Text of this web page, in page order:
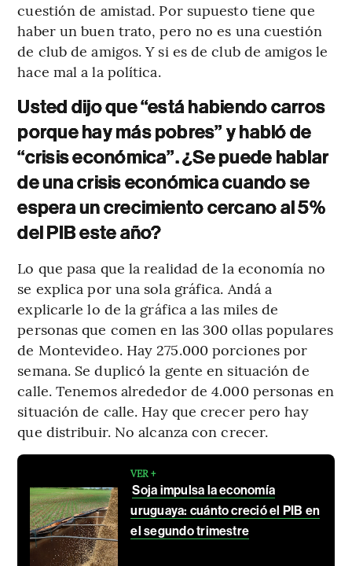
cuestión de amistad. Por supuesto tiene que
haber un buen trato, pero no es una cuestión
de club de amigos. Y si es de club de amigos le
hace mal a la política.
Usted dijo que “está habiendo carros
porque hay más pobres” y habló de
“crisis económica”. ¿Se puede hablar
de una crisis económica cuando se
espera un crecimiento cercano al 5%
del PIB este año?
Lo que pasa que la realidad de la economía no
se explica por una sola gráfica. Andá a
explicarle lo de la gráfica a las miles de
personas que comen en las 300 ollas populares
de Montevideo. Hay 275.000 porciones por
semana. Se duplicó la gente en situación de
calle. Tenemos alrededor de 4.000 personas en
situación de calle. Hay que crecer pero hay
que distribuir. No alcanza con crecer.
VER +
Soja impulsa la economía
uruguaya: cuánto creció el PIB en
el segundo trimestre